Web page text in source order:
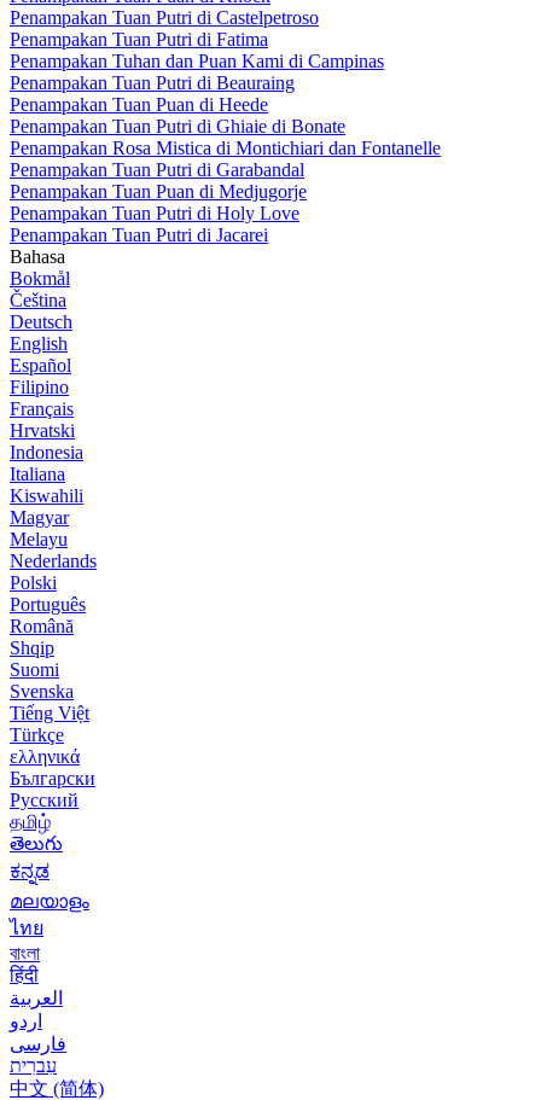
Penampakan Tuan Putri di Castelpetroso
Penampakan Tuan Putri di Fatima
Penampakan Tuhan dan Puan Kami di Campinas
Penampakan Tuan Putri di Beauraing
Penampakan Tuan Puan di Heede
Penampakan Tuan Putri di Ghiaie di Bonate
Penampakan Rosa Mistica di Montichiari dan Fontanelle
Penampakan Tuan Putri di Garabandal
Penampakan Tuan Puan di Medjugorje
Penampakan Tuan Putri di Holy Love
Penampakan Tuan Putri di Jacarei
Bahasa
Bokmål
Čeština
Deutsch
English
Español
Filipino
Français
Hrvatski
Indonesia
Italiana
Kiswahili
Magyar
Melayu
Nederlands
Polski
Português
Română
Shqip
Suomi
Svenska
Tiếng Việt
Türkçe
ελληνικά
Български
Русский
தமிழ்
తెలుగు
ಕನ್ನಡ
മലയാളം
ไทย
বাংলা
हिंदी
العربية
اردو
فارسی
עִברִית
中文 (简体)